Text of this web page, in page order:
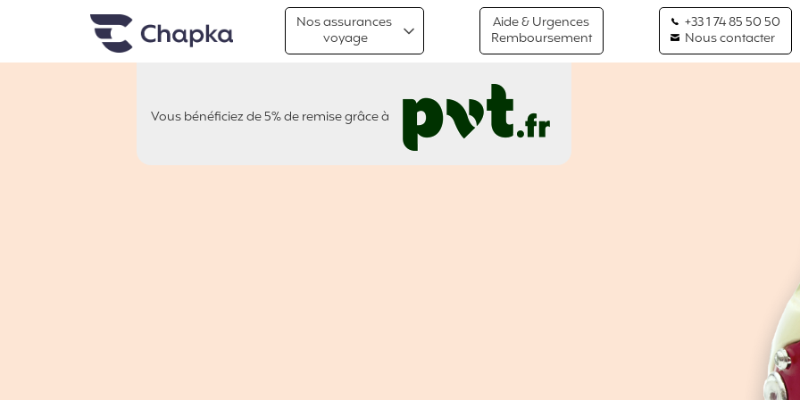
Chapka Assurances Voyages
Nos assurances
voyage
Aide & Urgences
Remboursement
+33 1 74 85 50 50
Nous contacter
Vous bénéficiez de 5% de remise grâce à
pvt.fr